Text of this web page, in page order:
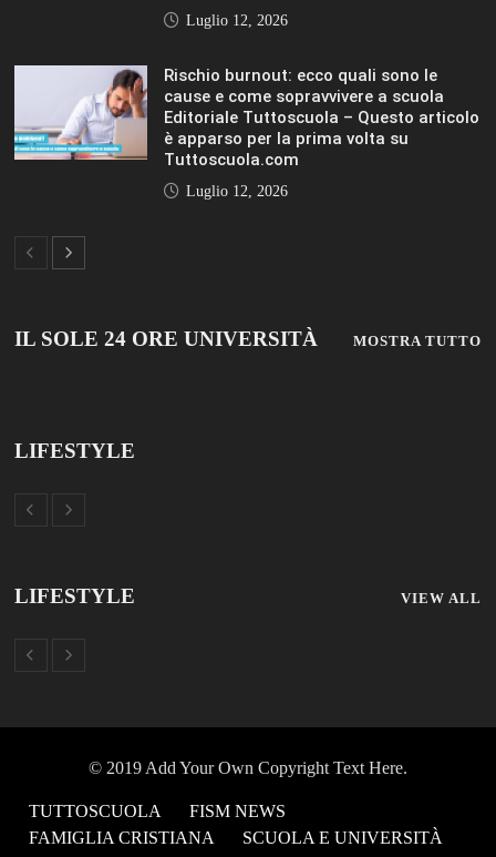
Luglio 12, 2026
Rischio burnout: ecco quali sono le
cause e come sopravvivere a scuola
Editoriale Tuttoscuola – Questo articolo
è apparso per la prima volta su
Tuttoscuola.com
Luglio 12, 2026
IL SOLE 24 ORE UNIVERSITÀ MOSTRA TUTTO
LIFESTYLE
LIFESTYLE VIEW ALL
© 2019 Add Your Own Copyright Text Here.
TUTTOSCUOLA
FISM NEWS
FAMIGLIA CRISTIANA
SCUOLA E UNIVERSITÀ